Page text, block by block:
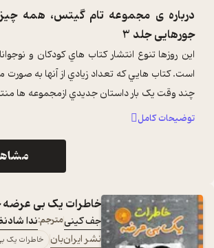
درباره ی مجموعه تام گیتس، همه
جورهایی جلد 3
اين روزها تنوع انتشار کتاب هاي کودکان و
است. کتاب هايي که تعداد زيادي از آنها به صورت
چند وقت يک بار داستان جديدي ازمجموعه ها
صدا به پ ... ...
توضیحات کامل
خاطرات یک بی عرضه
جف کینیمترجم:ندا
نشر ایران‌بان خاطرات یک